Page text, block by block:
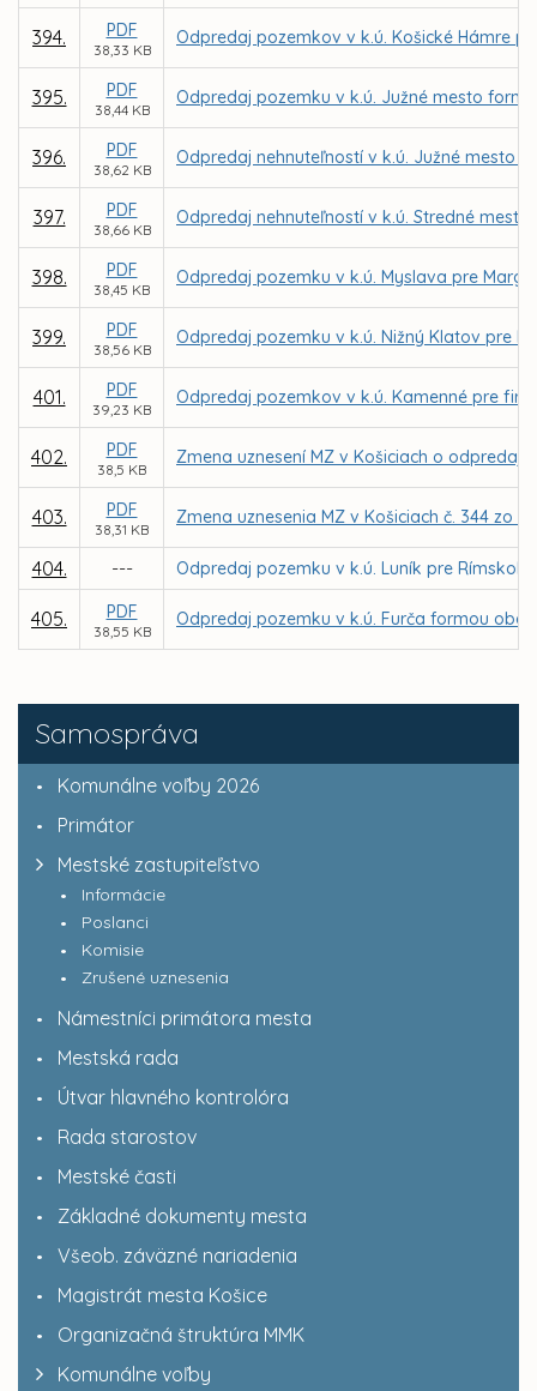
Samospráva
Komunálne voľby 2026
Primátor
Mestské zastupiteľstvo
Informácie
Poslanci
Komisie
Zrušené uznesenia
Námestníci primátora mesta
Mestská rada
Útvar hlavného kontrolóra
Rada starostov
Mestské časti
Základné dokumenty mesta
Všeob. záväzné nariadenia
Magistrát mesta Košice
Organizačná štruktúra MMK
Komunálne voľby
394. PDF
38,33 KB
Odpredaj pozemkov v k.ú. Košické Hámre
395. PDF
38,44 KB
Odpredaj pozemku v k.ú. Južné mesto
396. PDF
38,62 KB
Odpredaj nehnuteľností v k.ú. Južné mesto
397. PDF
38,66 KB
Odpredaj nehnuteľností v k.ú. Stredné
398. PDF
38,45 KB
Odpredaj pozemku v k.ú. Myslava pre
399. PDF
38,56 KB
Odpredaj pozemku v k.ú. Nižný Klatov pre
401. PDF
39,23 KB
Odpredaj pozemkov v k.ú. Kamenné pre
402. PDF
38,5 KB
Zmena uznesení MZ v Košiciach o odpredaji
403. PDF
38,31 KB
Zmena uznesenia MZ v Košiciach č. 344 zo
404. --- Odpredaj pozemku v k.ú. Luník pre
405. PDF
38,55 KB
Odpredaj pozemku v k.ú. Furča formou